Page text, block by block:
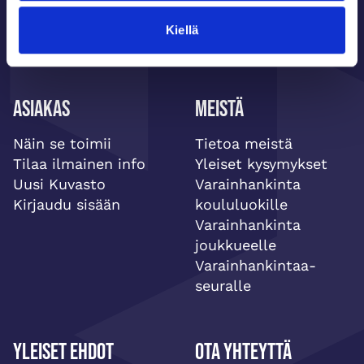
Kiellä
Asiakas
Näin se toimii
Tilaa ilmainen info
Uusi Kuvasto
Kirjaudu sisään
Meistä
Tietoa meistä
Yleiset kysymykset
Varainhankinta
koululuokille
Varainhankinta
joukkueelle
Varainhankintaa-
seuralle
Yleiset ehdot Ota yhteyttä